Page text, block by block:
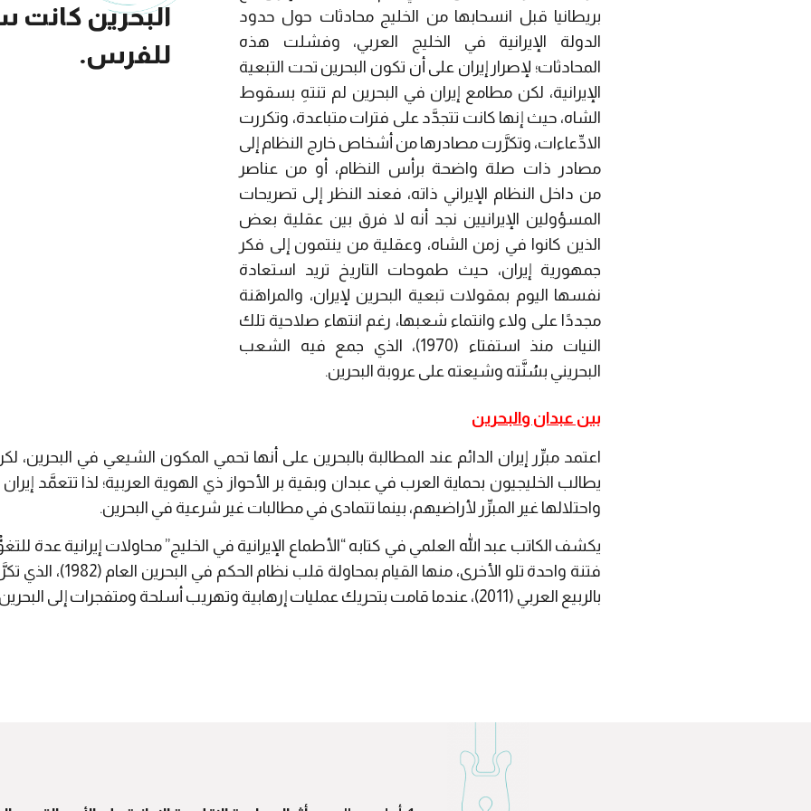
بريطانيا قبل انسحابها من الخليج محادثات حول حدود
الدولة الإيرانية في الخليج العربي، وفشلت هذه
المحادثات؛ لإصرار إيران على أن تكون البحرين تحت التبعية
الإيرانية، لكن مطامع إيران في البحرين لم تنتهِ بسقوط
الشاه، حيث إنها كانت تتجدَّد على فترات متباعدة، وتكررت
الادِّعاءات، وتكرَّرت مصادرها من أشخاص خارج النظام إلى
مصادر ذات صلة واضحة برأس النظام، أو من عناصر
من داخل النظام الإيراني ذاته، فعند النظر إلى تصريحات
المسؤولين الإيرانيين نجد أنه لا فرق بين عقلية بعض
الذين كانوا في زمن الشاه، وعقلية من ينتمون إلى فكر
جمهورية إيران، حيث طموحات التاريخ تريد استعادة
نفسها اليوم بمقولات تبعية البحرين لإيران، والمراهَنة
مجددًا على ولاء وانتماء شعبها، رغم انتهاء صلاحية تلك
النيات منذ استفتاء (1970)، الذي جمع فيه الشعب
البحريني بسُنَّته وشيعته على عروبة البحرين.
البحرين كانت
للفرس.
بين عبدان والبحرين
اعتمد مبرِّر إيران الدائم عند المطالبة بالبحرين على أنها تحمي المكون الشيعي في البحرين،
يطالب الخليجيون بحماية العرب في عبدان وبقية بر الأحواز ذي الهوية العربية؛ لذا تتعمَّد
واحتلالها غير المبرِّر لأراضيهم، بينما تتمادى في مطالبات غير شرعية في البحرين.
يكشف الكاتب عبد الله العلمي في كتابه “الأطماع الإيرانية في الخليج” محاولات إيرانية عدة
فتنة واحدة تلو الأخرى،
بالربيع العربي (2011)، عندما قامت بتحريك عمليات إرهابية وتهريب أسلحة ومتفجرات إلى البحرين.